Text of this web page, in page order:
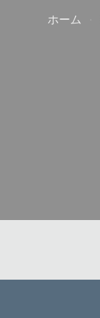
ホーム